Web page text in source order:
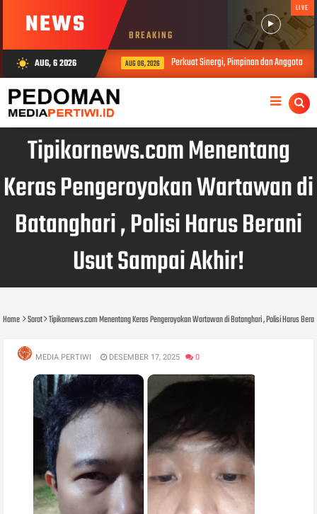
NEWS BREAKING
LIVE
wb_sunny AUG, 6 2026 AUG 06, 2026 Perkuat Sinergi, Pimpinan dan Anggota
Tipikornews.com Menentang
Keras Pengeroyokan Wartawan di
Batanghari , Polisi Harus Berani
Usut Sampai Akhir!
Home Sorot Tipikornews.com Menentang Keras Pengeroyokan Wartawan di Batanghari , Polisi Harus
MEDIA PERTIWI DESEMBER 17, 2025 0